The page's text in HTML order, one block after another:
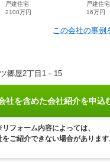
戸建住宅
2100万円
戸建住宅
16万円
この会社の事例
郷屋2丁目1－15
社を含めた会社紹介を申込
フォーム内容によっては、
をご紹介できない場合があります